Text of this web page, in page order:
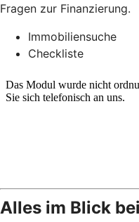
Fragen zur Finanzierung.
Immobiliensuche
Checkliste
Alles im Blick